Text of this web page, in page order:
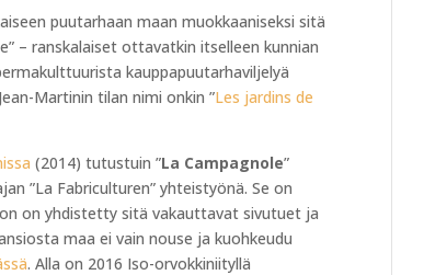
puutarhaan maan muokkaaniseksi sitä
– ranskalaiset ottavatkin itselleen kunnian
kauppapuutarhaviljelyä
Martinin tilan nimi onkin ”Les jardins de
(2014) tutustuin ”La Campagnole”
”La Fabriculturen” yhteistyönä. Se on
on yhdistetty sitä vakauttavat sivutuet ja
maa ei vain nouse ja kuohkeudu
. Alla on 2016 Iso-orvokkiniityllä